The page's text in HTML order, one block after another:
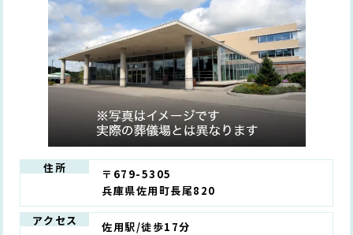
住所
〒679-5305
兵庫県佐用町長尾820
アクセス
佐用駅/徒歩17分